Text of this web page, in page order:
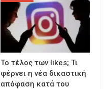
To τέλος των likes; Τι
φέρνει η νέα δικαστική
απόφαση κατά του